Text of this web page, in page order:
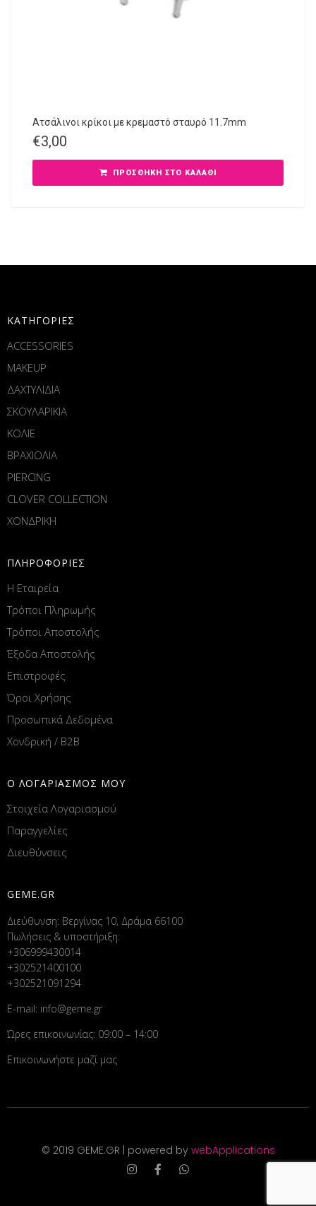
Ατσάλινοι κρίκοι με κρεμαστό σταυρό 11.7mm
€3,00
ΠΡΟΣΘΉΚΗ ΣΤΟ ΚΑΛΆΘΙ
ΚΑΤΗΓΟΡΙΕΣ
ACCESSORIES
MAKEUP
ΔΑΧΤΥΛΙΔΙΑ
ΣΚΟΥΛΑΡΙΚΙΑ
ΚΟΛΙΕ
ΒΡΑΧΙΟΛΙΑ
PIERCING
CLOVER COLLECTION
ΧΟΝΔΡΙΚΗ
ΠΛΗΡΟΦΟΡΙΕΣ
Η Εταιρεία
Τρόποι Πληρωμής
Τρόποι Αποστολής
Έξοδα Αποστολής
Επιστροφές
Όροι Χρήσης
Προσωπικά Δεδομένα
Χονδρική / B2B
Ο ΛΟΓΑΡΙΑΣΜΟΣ ΜΟΥ
Στοιχεία Λογαριασμού
Παραγγελίες
Διευθύνσεις
GEME.GR
Διεύθυνση: Βεργίνας 10, Δράμα 66100
Πωλήσεις & υποστήριξη:
+306999430014
+302521400100
+302521091294
E-mail: info@geme.gr
Ώρες επικοινωνίας: 09:00 – 14:00
Επικοινωνήστε μαζί μας
© 2019 GEME.GR | powered by webApplications